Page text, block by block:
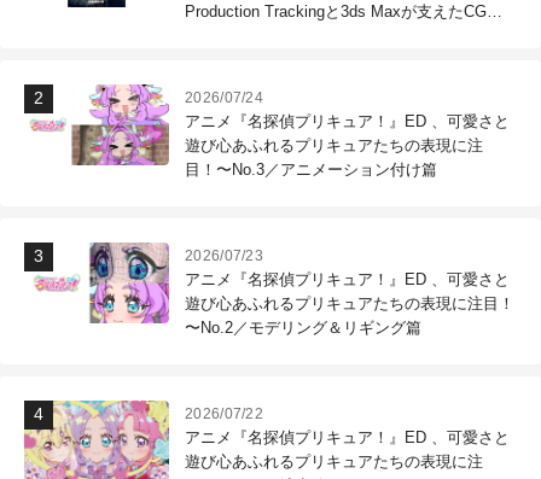
Production Trackingと3ds Maxが支えたCG制
2026/07/24
アニメ『名探偵プリキュア！』ED 、可愛さと
遊び心あふれるプリキュアたちの表現に注
目！〜No.3／アニメーション付け篇
2026/07/23
アニメ『名探偵プリキュア！』ED 、可愛さと
遊び心あふれるプリキュアたちの表現に注目！
〜No.2／モデリング＆リギング篇
2026/07/22
アニメ『名探偵プリキュア！』ED 、可愛さと
遊び心あふれるプリキュアたちの表現に注